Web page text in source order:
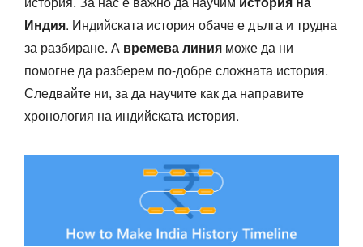
Индия. Индийската история обаче е дълга и трудна
за разбиране. А времева линия може да ни
помогне да разберем по-добре сложната история.
Следвайте ни, за да научите как да направите
хронология на индийската история.